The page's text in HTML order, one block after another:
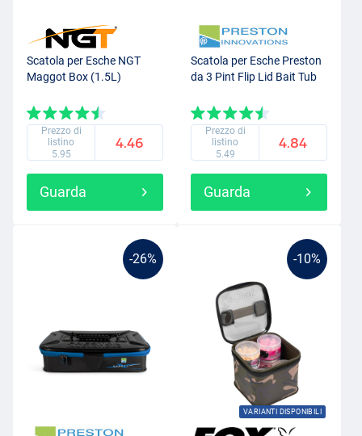
Scatola per Esche NGT
Maggot Box (1.5L)
Prezzo di
listino
5.95
4.46
Guarda
Scatola per Esche Preston
da 3 Pint Flip Lid Bait Tub
Prezzo di
listino
5.49
4.84
Guarda
-26% -10%
VARIANTI DISPONIBILI